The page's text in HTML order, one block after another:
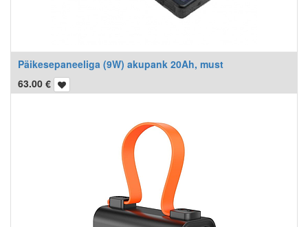
Päikesepaneeliga (9W) akupank 20Ah, must
63.00 €